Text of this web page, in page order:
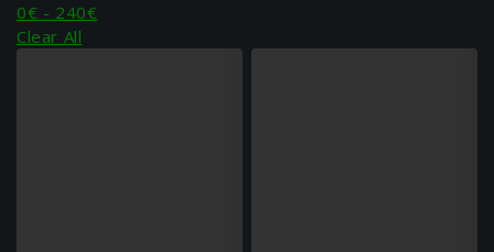
0€ - 240€
Clear All